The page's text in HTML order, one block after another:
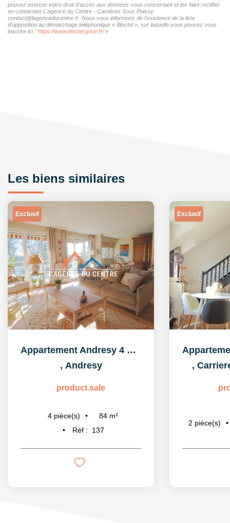
pouvez exercer votre droit d'accès aux données vous concernant et les faire rectifier
en contactant L'agence du Centre - Carrières Sous Poissy
contact@lagenceducentre.fr. Nous vous informons de l'existence de la liste
d'opposition au démarchage téléphonique « Bloctel », sur laquelle vous pouvez vous
inscrire ici : https://www.bloctel.gouv.fr/»
Les biens similaires
Exclusif
Appartement Andresy 4 pièce(s) 84 m2
, Andresy
product.sale
4 pièce(s) 84 m²
Réf :
137
Exclusif
,
2 pièce(s)